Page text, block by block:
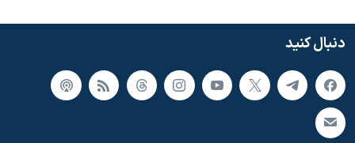
دنبال کنید